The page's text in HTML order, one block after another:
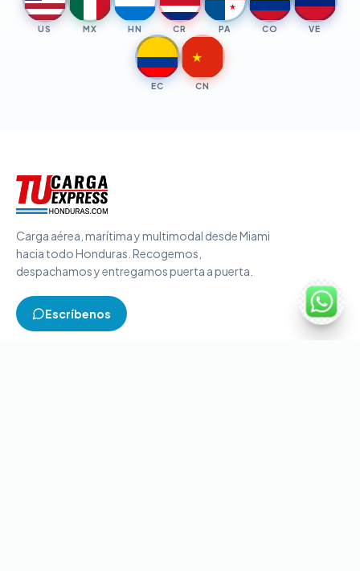
US MX HN CR
★
PA CO VE
EC
★
CN
Carga aérea, marítima y multimodal desde Miami
hacia todo Honduras. Recogemos,
despachamos y entregamos puerta a puerta.
Escríbenos